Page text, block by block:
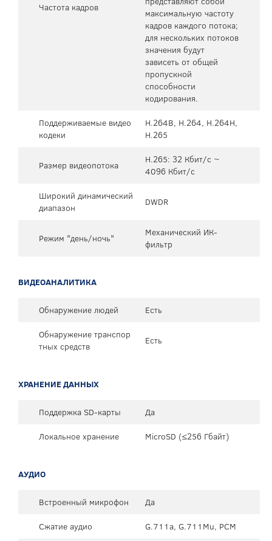
Частота кадров
максимальную частоту
кадров каждого потока;
для нескольких потоков
значения будут
зависеть от общей
пропускной
способности
кодирования.
Поддерживаемые видео
кодеки
H.264B, H.264, H.264H,
H.265
Размер видеопотока
H.265: 32 Кбит/с ~
4096 Кбит/с
Широкий динамический
диапазон
DWDR
Режим "день/ночь"
Механический ИК-
фильтр
ВИДЕОАНАЛИТИКА
Обнаружение людей
Есть
Обнаружение транспор
тных средств
Есть
ХРАНЕНИЕ ДАННЫХ
Поддержка SD-карты
Да
Локальное хранение
MicroSD (≤256 Гбайт)
АУДИО
Встроенный микрофон
Да
Сжатие аудио
G.711a, G.711Mu, PCM